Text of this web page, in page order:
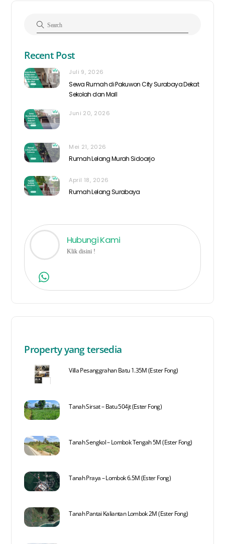
Recent Post
Juli 9, 2026
Sewa Rumah di Pakuwon City Surabaya Dekat
Sekolah dan Mall
Juni 20, 2026
Mei 21, 2026
Rumah Lelang Murah Sidoarjo
April 18, 2026
Rumah Lelang Surabaya
Hubungi Kami
Klik disini !
Property yang tersedia
Villa Pesanggrahan Batu 1.35M (Ester Fong)
Tanah Sirsat – Batu 504jt (Ester Fong)
Tanah Sengkol – Lombok Tengah 5M (Ester Fong)
Tanah Praya – Lombok 6.5M (Ester Fong)
Tanah Pantai Kaliantan Lombok 2M (Ester Fong)